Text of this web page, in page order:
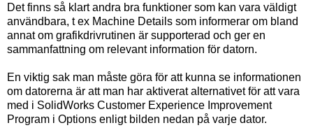
Det finns så klart andra bra funktioner som kan vara väldigt
användbara, t ex Machine Details som informerar om bland
annat om grafikdrivrutinen är supporterad och ger en
sammanfattning om relevant information för datorn.
En viktig sak man måste göra för att kunna se informationen
om datorerna är att man har aktiverat alternativet för att vara
med i SolidWorks Customer Experience Improvement
Program i Options enligt bilden nedan på varje dator.